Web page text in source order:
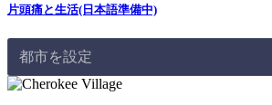
片頭痛と生活(日本語準備中)
都市を設定